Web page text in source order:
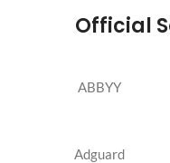
Official
ABBYY
Adguard